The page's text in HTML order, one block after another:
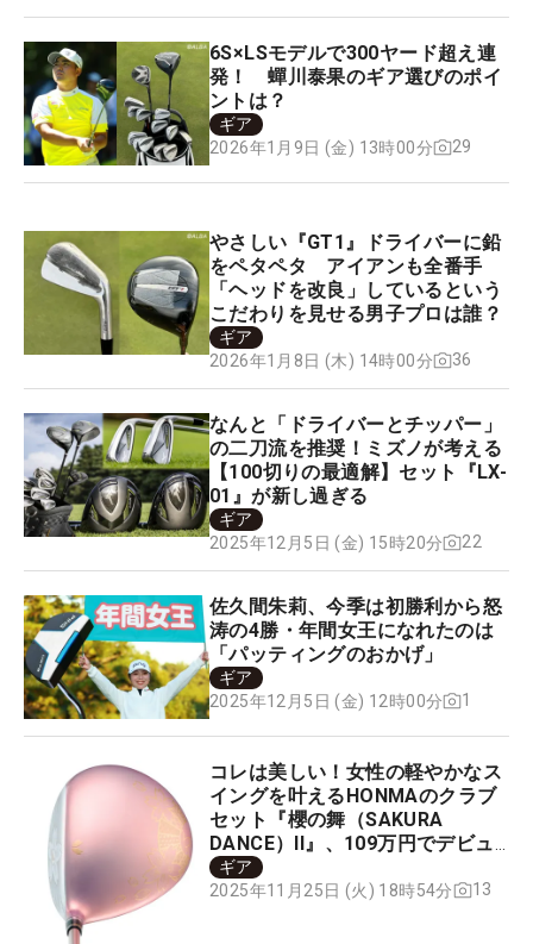
6S×LSモデルで300ヤード超え連
発！ 蟬川泰果のギア選びのポイ
ントは？
ギア
2026年1月9日 (金) 13時00分
29
やさしい『GT1』ドライバーに鉛
をペタペタ アイアンも全番手
「ヘッドを改良」しているという
こだわりを見せる男子プロは誰？
ギア
2026年1月8日 (木) 14時00分
36
なんと「ドライバーとチッパー」
の二刀流を推奨！ミズノが考える
【100切りの最適解】セット『LX-
01』が新し過ぎる
ギア
2025年12月5日 (金) 15時20分
22
佐久間朱莉、今季は初勝利から怒
涛の4勝・年間女王になれたのは
「パッティングのおかげ」
ギア
2025年12月5日 (金) 12時00分
1
コレは美しい！女性の軽やかなス
イングを叶えるHONMAのクラブ
セット『櫻の舞（SAKURA
DANCE）II』、109万円でデビュ
ーギア
2025年11月25日 (火) 18時54分
13